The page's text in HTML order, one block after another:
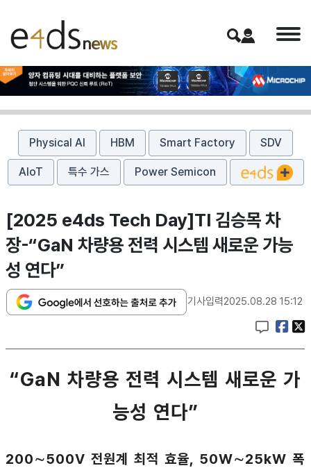
Physical AI HBM Smart Factory SDV
AIoT 특수 가스 Power Semicon
[2025 e4ds Tech Day]TI 김승목 차
장-“GaN 차량용 전력 시스템 새로운 가능
성 연다”
기사입력2025.08.28 15:12
“GaN 차량용 전력 시스템 새로운 가
능성 연다”
200∼500V 전원계 최적 효율, 50W∼25kW 폭